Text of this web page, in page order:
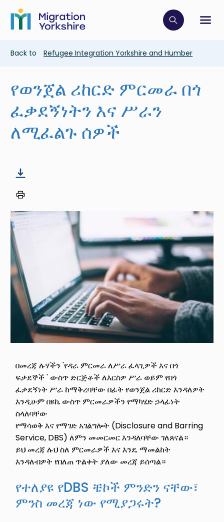
main
content
Skip
main
Click to
Breadcrumb
Back to Refugee Integration Yorkshire and Humber
የወንጀል ሪከርድ ምርመራ በጎ
ፈቃደኝነትን እና ሥራን
ለሚፈልጉ ሰዎች
Image
በመረጃ ሉሃችን 'የዳራ ምርመራ ለሥራ ፈላጊዎች እና በጎ
ፍቃደኞች ' ውስጥ ድርጅቶች ለእርስዎ ሥራ ወይም የበጎ
ፈቃደኝነት ሥራ ከማቅረባቸው በፊት የወንጀል ሪከርድ እንዳለዎት
እንዲሁም በዩኬ ውስጥ ምርመራዎችን የማካሄድ ኃላፊነት
ስላለባቸው
የማሳወቅ እና የማገድ አገልግሎት (Disclosure and Barring
Service, DBS) ለምን መመርመር እንዳለባቸው ገለጸናል።
ይህ መረጃ ሉህ ስለ ምርመራዎች እና እንዴ ማመልከት
እንዳለብዎት የበለጠ ጥልቀት ያለው መረጃ ይሰጣል።
የተለያዩ የDBS ቼኮች ምንድን ናቸው፣
ምንስ መረጃ ነው የሚያጋሩት?